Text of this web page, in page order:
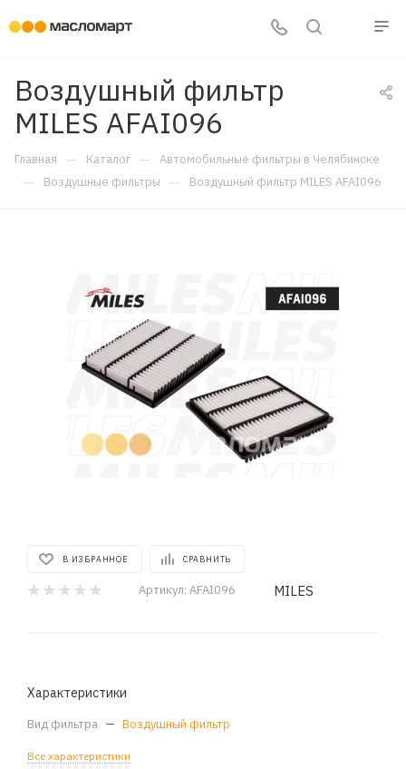
Воздушный фильтр
MILES AFAI096
Главная — Каталог — Автомобильные фильтры в Челябинске
— Воздушные фильтры — Воздушный фильтр MILES AFAI096
В ИЗБРАННОЕ СРАВНИТЬ
Артикул: AFAI096 MILES
Характеристики
Вид фильтра — Воздушный фильтр
Все характеристики